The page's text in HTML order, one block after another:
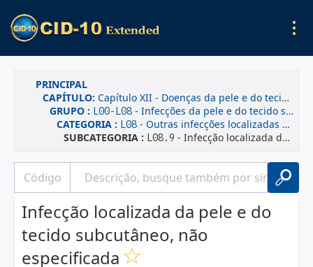
PRINCIPAL
CAPÍTULO: Capítulo XII - Doenças da pele e do tecido subcutâneo
GRUPO : L00-L08 - Infecções da pele e do tecido subcutâneo
CATEGORIA : L08 - Outras infecções localizadas da pele e do tecido subcutâneo
SUBCATEGORIA : L08.9 - Infecção localizada da pele e do tecido subcutâneo, não especificada
Infecção localizada da pele e do
tecido subcutâneo, não
especificada